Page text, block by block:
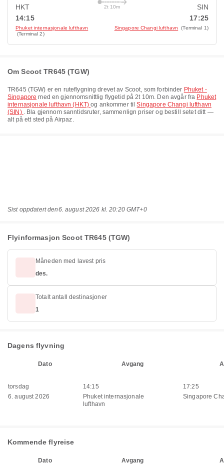
HKT
14:15
Phuket internasjonale lufthavn
(Terminal 2)
2t 10m
SIN
17:25
Singapore Changi lufthavn (Terminal 1)
Om Scoot TR645 (TGW)
TR645 (TGW) er en ruteflygning drevet av Scoot, som forbinder Phuket -
Singapore med en gjennomsnittlig flygetid på2t 10m. Den avgår fra Phuket
internasjonale lufthavn (HKT)og ankommer tilSingapore Changi lufthavn
(SIN) . Bla gjennom sanntidsruter, sammenlign priser og bestill setet ditt —
alt på ett sted på Airpaz.
Sist oppdatert den6. august 2026 kl. 20:20 GMT+0
Flyinformasjon Scoot TR645 (TGW)
Måneden med lavest pris
des.
Totalt antall destinasjoner
1
Dagens flyvning
Dato Avgang
torsdag
6. august 2026
14:15
Phuket internasjonale
lufthavn
17:25
Singapore
Kommende flyreise
Dato Avgang